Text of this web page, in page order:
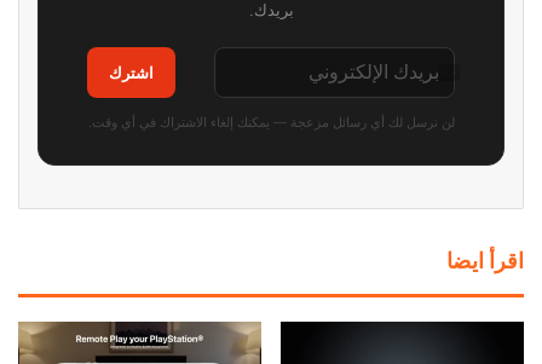
بريدك.
اشترك
لن نرسل لك أي رسائل مزعجة — يمكنك إلغاء الاشتراك في أي وقت.
اقرأ ايضا